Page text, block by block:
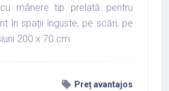
mânere tip prelată pentru
în spații înguste, pe scări, pe
200 x 70 cm
local_offer Preț avantajos